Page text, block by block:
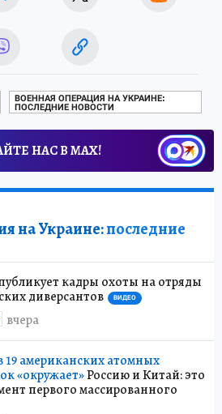
ВОЕННАЯ ОПЕРАЦИЯ НА УКРАИНЕ:
ПОСЛЕДНИЕ НОВОСТИ
НАС В МАХ!
на Украине:последние
кадры охоты на отряды
диверсантов
ВИДЕО
вчера
19 американских атомных
«окружает»Россию и Китай: это
первого массированного